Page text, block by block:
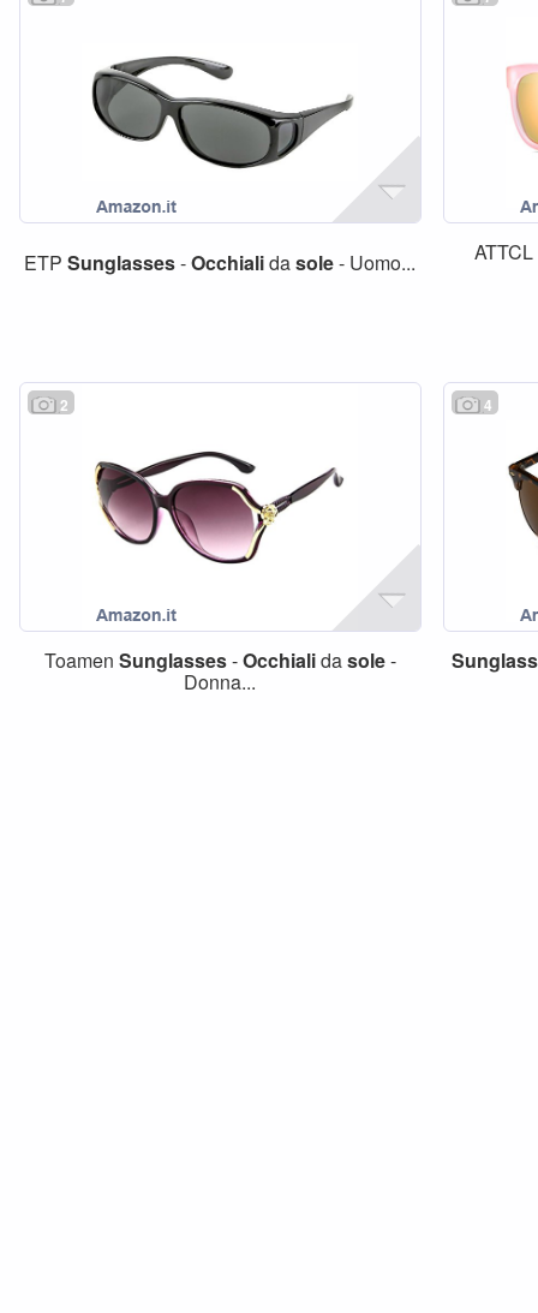
ETPSunglasses-Occhialidasole- Uomo... ATTCL
2
Toamen Sunglasses-Occhialidasole-
Donna...
4